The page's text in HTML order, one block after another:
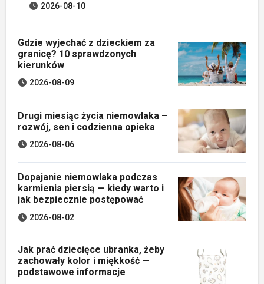
2026-08-10
Gdzie wyjechać z dzieckiem za
granicę? 10 sprawdzonych
kierunków
2026-08-09
Drugi miesiąc życia niemowlaka –
rozwój, sen i codzienna opieka
2026-08-06
Dopajanie niemowlaka podczas
karmienia piersią — kiedy warto i
jak bezpiecznie postępować
2026-08-02
Jak prać dziecięce ubranka, żeby
zachowały kolor i miękkość —
podstawowe informacje